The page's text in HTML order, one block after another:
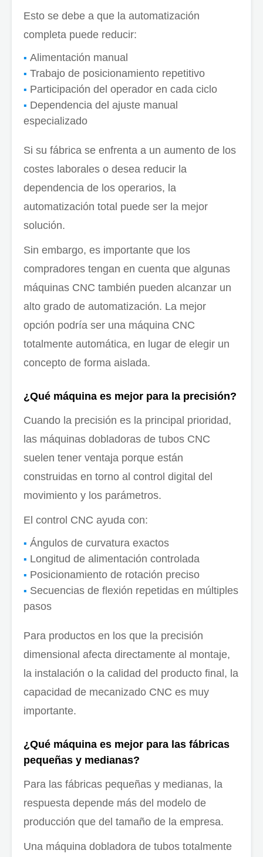
Esto se debe a que la automatización
completa puede reducir:
Alimentación manual
Trabajo de posicionamiento repetitivo
Participación del operador en cada ciclo
Dependencia del ajuste manual
especializado
Si su fábrica se enfrenta a un aumento de los
costes laborales o desea reducir la
dependencia de los operarios, la
automatización total puede ser la mejor
solución.
Sin embargo, es importante que los
compradores tengan en cuenta que algunas
máquinas CNC también pueden alcanzar un
alto grado de automatización. La mejor
opción podría ser una máquina CNC
totalmente automática, en lugar de elegir un
concepto de forma aislada.
¿Qué máquina es mejor para la precisión?
Cuando la precisión es la principal prioridad,
las máquinas dobladoras de tubos CNC
suelen tener ventaja porque están
construidas en torno al control digital del
movimiento y los parámetros.
El control CNC ayuda con:
Ángulos de curvatura exactos
Longitud de alimentación controlada
Posicionamiento de rotación preciso
Secuencias de flexión repetidas en múltiples
pasos
Para productos en los que la precisión
dimensional afecta directamente al montaje,
la instalación o la calidad del producto final, la
capacidad de mecanizado CNC es muy
importante.
¿Qué máquina es mejor para las fábricas
pequeñas y medianas?
Para las fábricas pequeñas y medianas, la
respuesta depende más del modelo de
producción que del tamaño de la empresa.
Una máquina dobladora de tubos totalmente